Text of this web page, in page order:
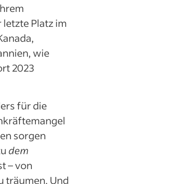
Platz im
wie
2023
für die
sorgen
dem
– von
träumen. Und